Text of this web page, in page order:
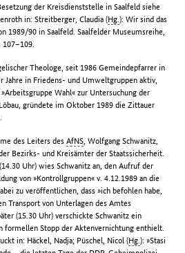
der Kreisdienststelle in Saalfeld siehe
in: Streitberger, Claudia (Hg.): Wir sind das
1989/90 in Saalfeld. Saalfelder Museumsreihe,
Theologe, seit 1986 Gemeindepfarrer in
Jahre in Friedens- und Umweltgruppen aktiv,
Wahl« zur Untersuchung der
gründete im Oktober 1989 die Zittauer
des Leiters desAfNS , Wolfgang Schwanitz,
Bezirks- und Kreisämter der Staatssicherheit.
Uhr) wies Schwanitz an, den Aufruf der
von »Kontrollgruppen« v. 4.12.1989 an die
zu veröffentlichen, dass »ich befohlen habe,
Transport von Unterlagen des Amtes
(15.30 Uhr) verschickte Schwanitz ein
formellen Stopp der Aktenvernichtung enthielt.
in: Häckel, Nadja; Püschel, Nicol (Hg.): »Stasi